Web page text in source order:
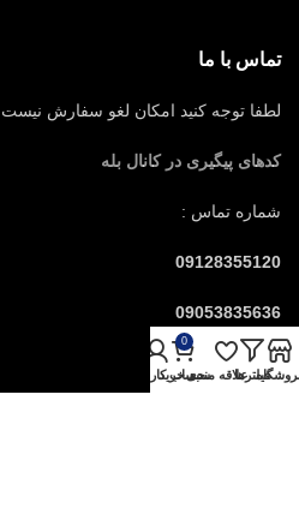
تماس با ما
لطفا توجه کنید امکان لغو سفارش نیست .
کدهای پیگیری در کانال بله
شماره تماس :
09128355120
09053835636
لینک های مفید
فیلترهاعلاقه مندی
0
سبد خرید
حساب کاربری من